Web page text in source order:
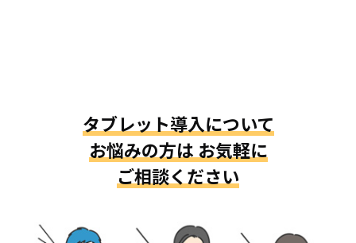
タブレット導入について
お悩みの方は お気軽に
ご相談ください